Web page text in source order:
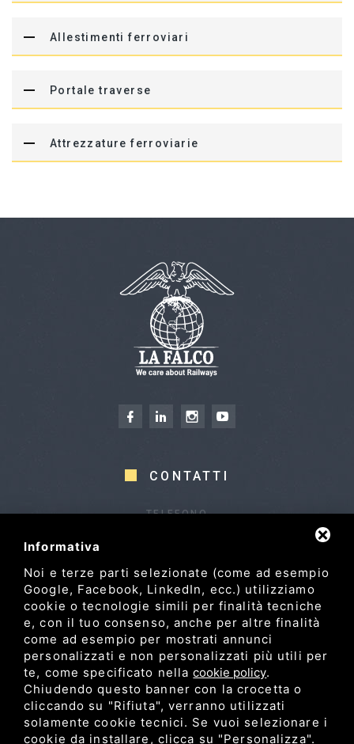
Allestimenti ferroviari
Portale traverse
Attrezzature ferroviarie
CONTATTI
TELEFONO
INDIRIZZO
Via Pasubio, 28, 42022
Boretto RE
NAVIGAZIONE
Prodotti Servizi La Falco Progetti
Blog & news
Contatti Area riservata
Informativa
Noi e terze parti selezionate (come ad esempio
Google, Facebook, LinkedIn, ecc.) utilizziamo
cookie o tecnologie simili per finalità tecniche
e, con il tuo consenso, anche per altre finalità
come ad esempio per mostrati annunci
personalizzati e non personalizzati più utili per
te, come specificato nellacookie policy.
Chiudendo questo banner con la crocetta o
cliccando su "Rifiuta", verranno utilizzati
solamente cookie tecnici. Se vuoi selezionare i
cookie da installare, clicca su "Personalizza".